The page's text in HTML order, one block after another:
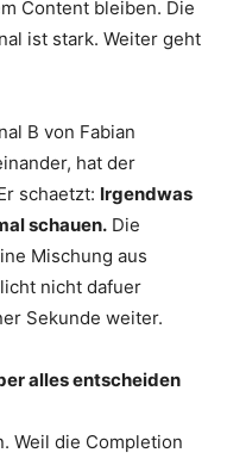
Content bleiben. Die
ist stark. Weiter geht
B von Fabian
hat der
schaetzt: Irgendwas
schauen. Die
Mischung aus
nicht dafuer
Sekunde weiter.
alles entscheiden
Weil die Completion